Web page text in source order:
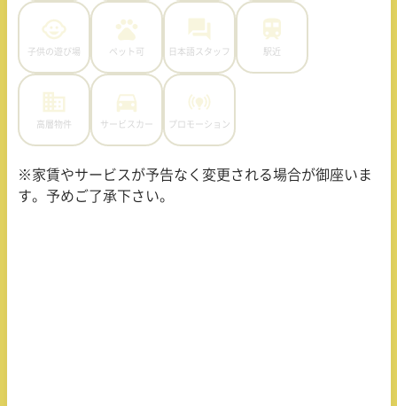
子供の遊び場 ペット可 日本語スタッフ 駅近
高層物件 サービスカー プロモーション
※家賃やサービスが予告なく変更される場合が御座いま
す。予めご了承下さい。